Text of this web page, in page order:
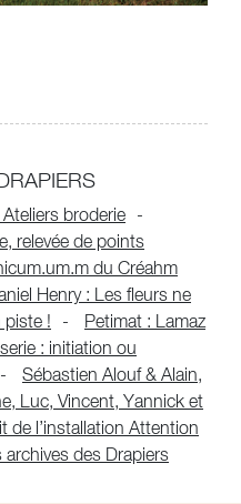
broderie
relevée de points
du Créahm
Henry : Les fleurs ne
piste !
Petimat : Lamaz
: initiation ou
Sébastien Alouf & Alain,
Luc, Vincent, Yannick et
de l’installation Attention
archives des Drapiers